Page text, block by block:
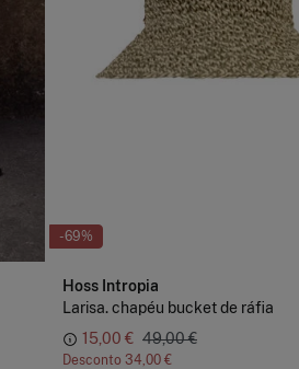
-69%
Hoss Intropia
Larisa. chapéu bucket de ráfia
15,00 € 49,00 €
Desconto 34,00 €